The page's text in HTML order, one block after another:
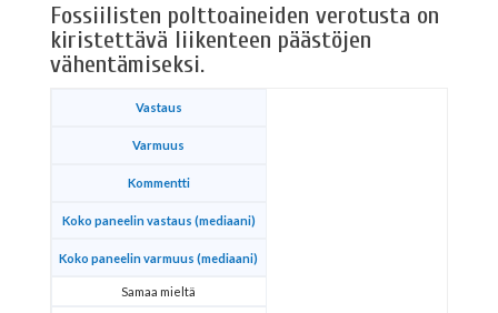
Fossiilisten polttoaineiden verotusta on
kiristettävä liikenteen päästöjen
vähentämiseksi.
Vastaus
Varmuus
Kommentti
Koko paneelin vastaus (mediaani)
Koko paneelin varmuus (mediaani)
Samaa mieltä